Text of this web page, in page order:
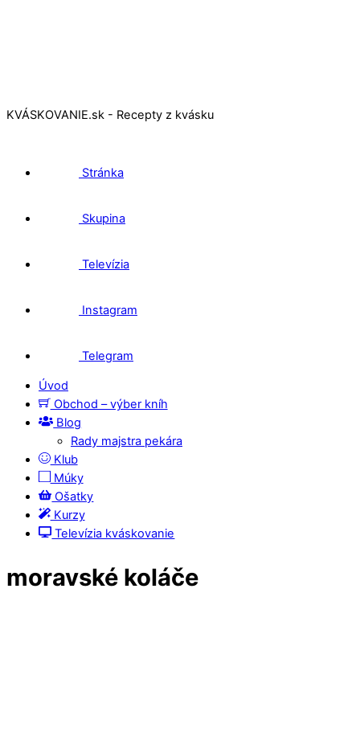
KVÁSKOVANIE.sk - Recepty z kvásku
Stránka
Skupina
Televízia
Instagram
Telegram
Úvod
Obchod – výber kníh
Blog
Rady majstra pekára
Klub
Múky
Ošatky
Kurzy
Televízia kváskovanie
moravské koláče